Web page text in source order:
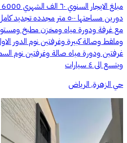
دورين مساحتها ٥٠٠ متر
مع غرفة ودورة مياه ومخزن مطبخ
وملقط وصالة كبيرة وغرفتين نوم الدور
غرفتين ودورة مياه صالة وغرفتين نوم
ويتسع الى ٤ سيارات
حي الزهرة, الرياض